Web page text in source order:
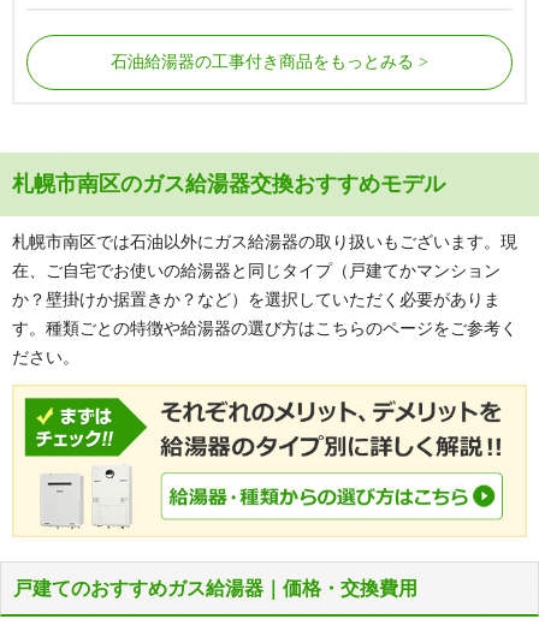
石油給湯器の工事付き商品をもっとみる
ます。お使いの給湯器が貯湯式の場合は本体にお湯
を溜める必要があるため据置タイプのみしか存在し
ません。
【基本工事費込セット】ノーリツ 石油給湯器 [屋内据
置型][直圧式][給湯専用][給湯能力：4万キロ(46.5kW)]
[給排気：FF式][標準リモコン付属]※お知らせ機能あり
4万キロ
直圧式
エコフィール
OQB-4706FF
メーカー希望小売価格（本体）321,200円
55
札幌市南区のガス給湯器交換おすすめモデル
札幌市南区では石油以外にガス給湯器の取り扱いもございます。現
在、ご自宅でお使いの給湯器と同じタイプ（戸建てかマンション
か？壁掛けか据置きか？など）を選択していただく必要がありま
す。種類ごとの特徴や給湯器の選び方はこちらのページをご参考く
ださい。
戸建てのおすすめガス給湯器｜価格・交換費用